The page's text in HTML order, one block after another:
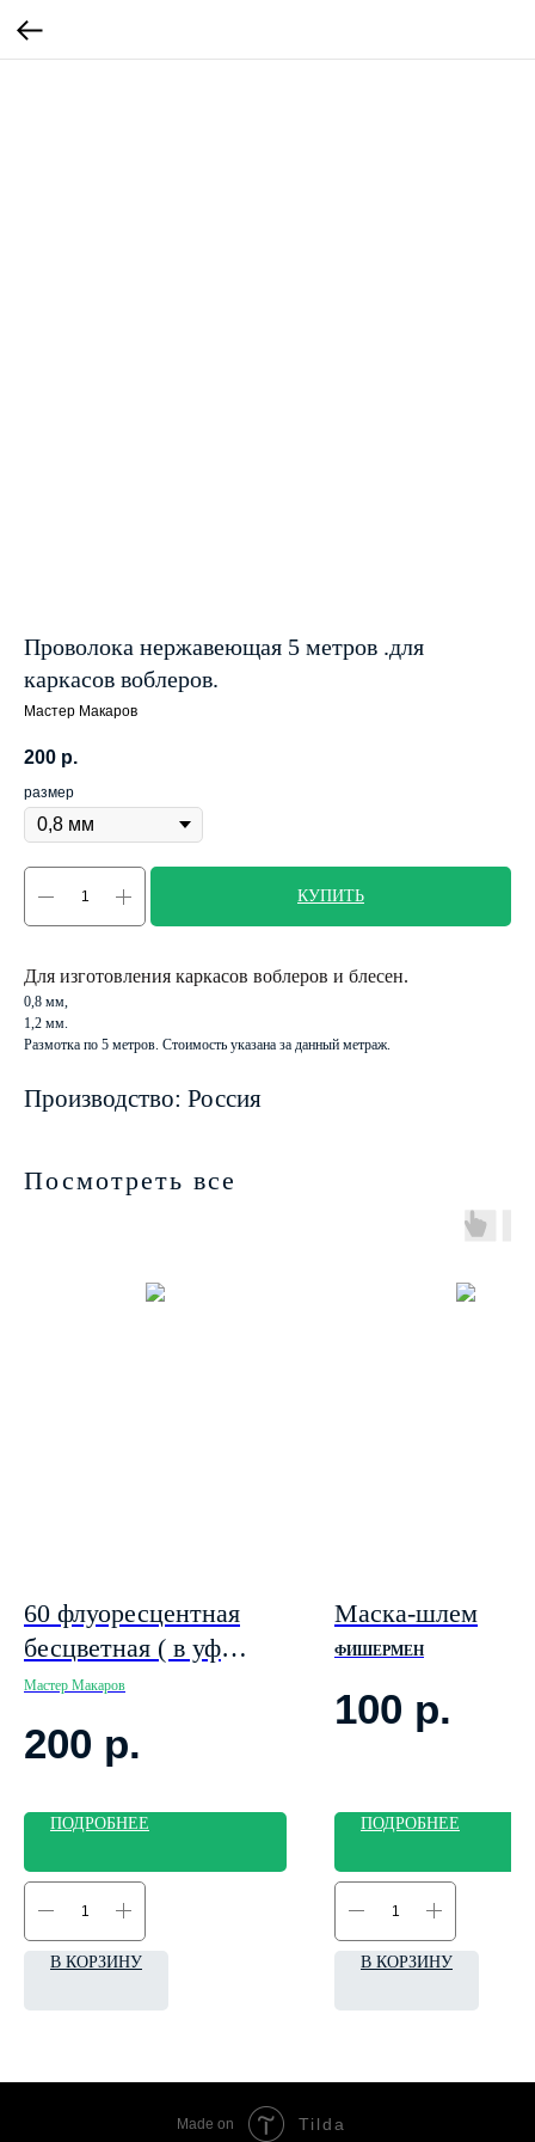
Проволока нержавеющая 5 метров .для
каркасов воблеров.
Мастер Макаров
200 р.
размер
КУПИТЬ
Для изготовления каркасов воблеров и блесен.
0,8 мм,
1,2 мм.
Размотка по 5 метров. Стоимость указана за данный метраж.
Производство: Россия
Посмотреть все
60 флуоресцентная
бесцветная ( в уф
свете светится
Мастер Макаров
200 р.
ПОДРОБНЕЕ
В КОРЗИНУ
Маска-шлем
ФИШЕРМЕН
100 р.
ПОДРОБНЕЕ
В КОРЗИНУ
Made on Tilda